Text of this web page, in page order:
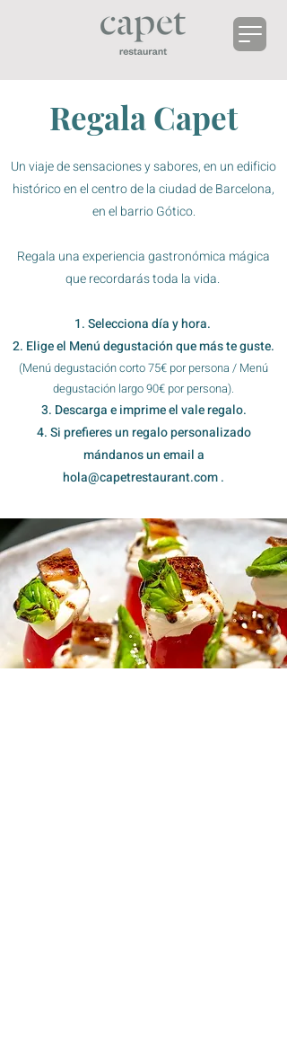
Regala Capet
Un viaje de sensaciones y sabores, en un edificio
histórico en el centro de la ciudad de Barcelona,
en el barrio Gótico.
Regala una experiencia gastronómica mágica
que recordarás toda la vida.
1. Selecciona día y hora.
2. Elige el Menú degustación que más te guste.
(Menú degustación corto 75€ por persona / Menú
degustación largo 90€ por persona).
3. Descarga e imprime el vale regalo.
4. Si prefieres un regalo personalizado
mándanos un email a
hola@capetrestaurant.com.